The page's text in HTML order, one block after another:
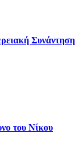
Συνάντηση
του Νίκου